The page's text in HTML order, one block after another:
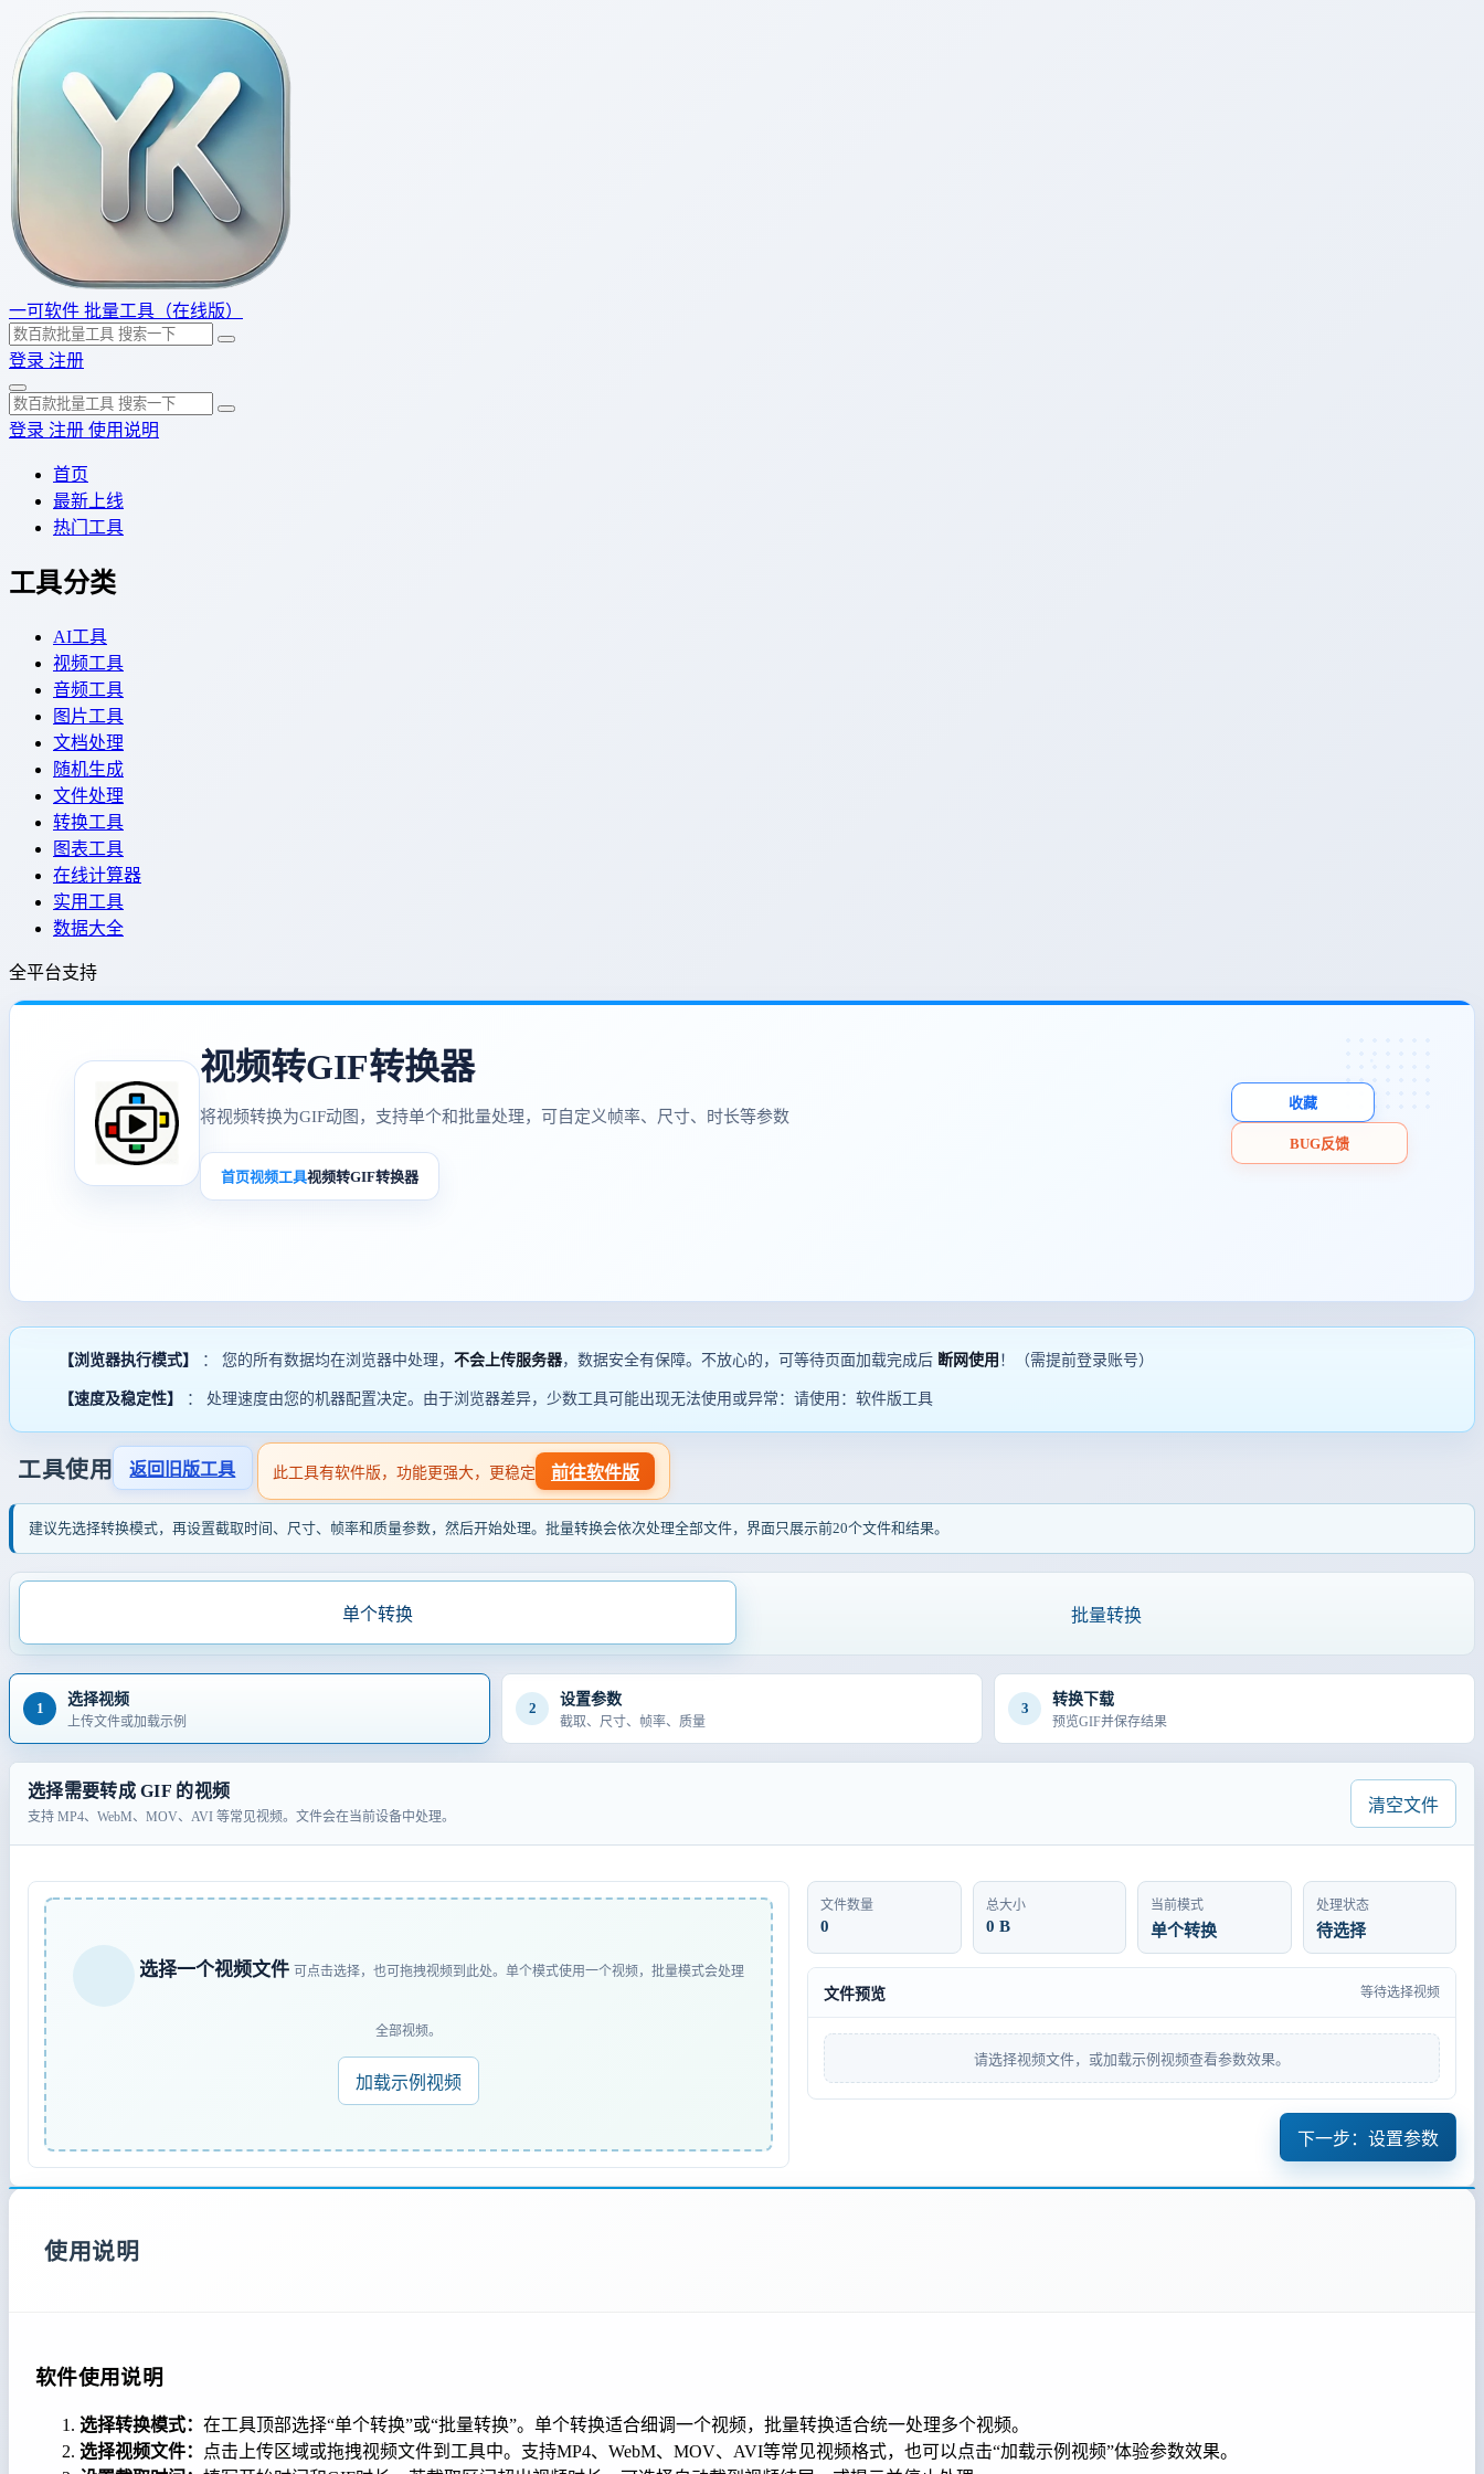
一可软件 批量工具（在线版）
登录 注册
登录 注册 使用说明
首页
最新上线
热门工具
工具分类
AI工具
视频工具
音频工具
图片工具
文档处理
随机生成
文件处理
转换工具
图表工具
在线计算器
实用工具
数据大全
全平台支持
视频转GIF转换器
将视频转换为GIF动图，支持单个和批量处理，可自定义帧率、尺寸、时长等参数
首页视频工具视频转GIF转换器
收藏
BUG反馈
【浏览器执行模式】 ： 您的所有数据均在浏览器中处理， 不会上传服务器，数据安全有保障。不放心的，可等待页面加载完成后 断网使用 ！（需提前登录账号）
【速度及稳定性】 ： 处理速度由您的机器配置决定。由于浏览器差异，少数工具可能出现无法使用或异常：请使用：软件版工具
工具使用 返回旧版工具 此工具有软件版，功能更强大，更稳定 前往软件版
建议先选择转换模式，再设置截取时间、尺寸、帧率和质量参数，然后开始处理。批量转换会依次处理全部文件，界面只展示前20个文件和结果。
单个转换 批量转换
1
选择视频
上传文件或加载示例
2
设置参数
截取、尺寸、帧率、质量
3
转换下载
预览GIF并保存结果
选择需要转成 GIF 的视频
支持 MP4、WebM、MOV、AVI 等常见视频。文件会在当前设备中处理。
清空文件
选择一个视频文件 可点击选择，也可拖拽视频到此处。单个模式使用一个视频，批量模式会处理
全部视频。
加载示例视频
文件数量
0
总大小
0 B
当前模式
单个转换
处理状态
待选择
文件预览 等待选择视频
请选择视频文件，或加载示例视频查看参数效果。
下一步：设置参数
使用说明
软件使用说明
选择转换模式： 在工具顶部选择“单个转换”或“批量转换”。单个转换适合细调一个视频，批量转换适合统一处理多个视频。
选择视频文件：
点击上传区域或拖拽视频文件到工具中。支持MP4、WebM、MOV、AVI等常见视频格式，也可以点击“加载示例视频”体验参数效果。